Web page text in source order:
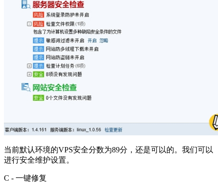
当前默认环境的VPS安全分数为89分，还是可以的。我们可以
进行安全维护设置。
C - 一键修复